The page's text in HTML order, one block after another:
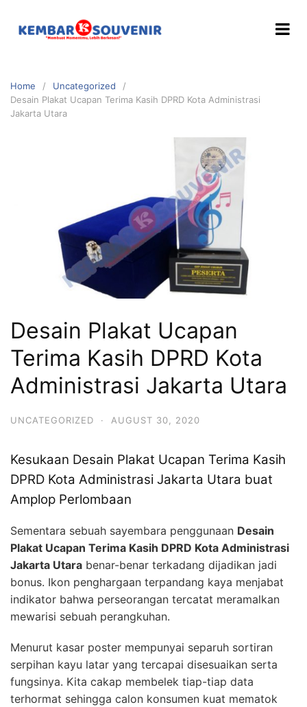
Home
Uncategorized
Desain Plakat Ucapan Terima Kasih DPRD Kota Administrasi
Jakarta Utara
Desain Plakat Ucapan
Terima Kasih DPRD Kota
Administrasi Jakarta Utara
UNCATEGORIZED · AUGUST 30, 2020
Kesukaan Desain Plakat Ucapan Terima Kasih
DPRD Kota Administrasi Jakarta Utara buat
Amplop Perlombaan
Sementara sebuah sayembara penggunaan Desain
Plakat Ucapan Terima Kasih DPRD Kota Administrasi
Jakarta Utara benar-benar terkadang dijadikan jadi
bonus. Ikon penghargaan terpandang kaya menjabat
indikator bahwa perseorangan tercatat meramalkan
mewarisi sebuah perangkuhan.
Menurut kasar poster mempunyai separuh sortiran
serpihan kayu latar yang tercapai disesuaikan serta
fungsinya. Kita cakap membelek tiap-tiap data
terhormat sehingga calon konsumen kuat mematok